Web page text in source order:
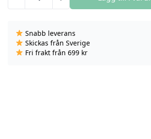
Baseus
till
bilen
Snabb leverans
Skickas från Sverige
Fri frakt från 699 kr